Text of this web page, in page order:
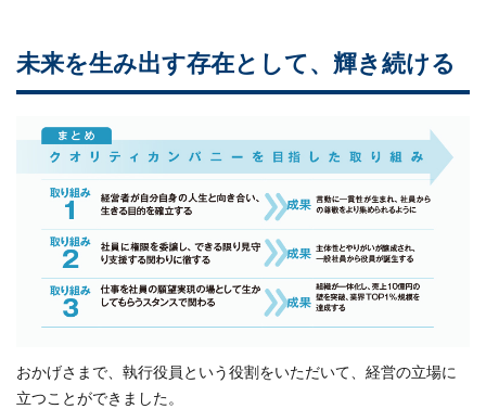
未来を生み出す存在として、輝き続ける
おかげさまで、執行役員という役割をいただいて、経営の立場に
立つことができました。